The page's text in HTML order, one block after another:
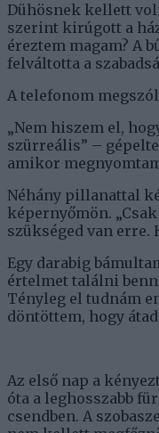
Dühösnek kellett
szerint kirúgott a
éreztem magam? A
felváltotta a
A telefonom
„Nem hiszem el,
szürreális” –
amikor
Néhány pillanattal
képernyőmön.
szükséged van erre.
Egy darabig
értelmet találni
Tényleg el tudnám
döntöttem, hogy
Az első nap a
óta a leghosszabb
csendben. A